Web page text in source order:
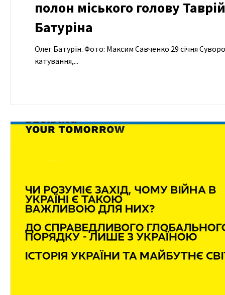
полон міського голову
Батуріна
Олег Батурін. Фото: Максим Савченко 29 січня
катування,...